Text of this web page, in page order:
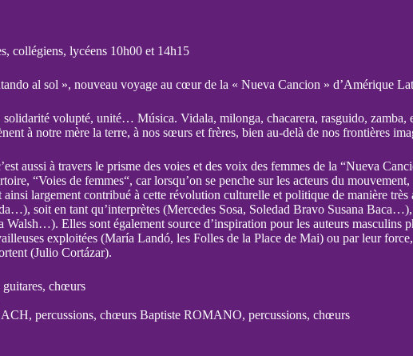
collégiens, lycéens 10h00 et 14h15
al sol », nouveau voyage au cœur de la « Nueva Cancion » d’Amérique
solidarité volupté, unité… Música. Vidala, milonga, chacarera, rasguido, zamba,
à notre mère la terre, à nos sœurs et frères, bien au-delà de nos frontières
aussi à travers le prisme des voies et des voix des femmes de la “Nueva
“Voies de femmes“, car lorsqu’on se penche sur les acteurs du
largement contribué à cette révolution culturelle et politique de manière très
soit en tant qu’interprètes (Mercedes Sosa, Soledad Bravo Susana
Elles sont également source d’inspiration pour les auteurs masculins
exploitées (María Landó, les Folles de la Place de Mai) ou par leur
(Julio Cortázar).
chœurs
percussions, chœurs Baptiste ROMANO, percussions, chœurs